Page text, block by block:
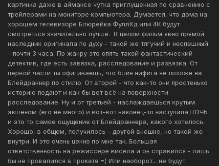
картинка даже в аймаксе чутка приглушенная по сравнению с
трейлерами на мониторе компьютера. Думается, что дома на
хорошем телевизоре Блюрейка ФуллХд или 4К будут
смотреться значительно лучше. В целом фильм явно прямой
наследник оригинала по духу - такой же тягучий и неспешный
- почти 3 часа. По жанру это опять такой фантастический
детектив, где есть завязка, расследование и развязка. От
первой части ты офигиваешь, что блин нифига не похоже на
Блейдраннер по стилю. От второй - что как-то они простенько
историю подают и как бы вот всё на поверхности
расследование. Ну и от третьей - наслаждаешься крутым
экшеном (его не много) и вот-вот наконец-то наступила НОЧЬ
и это то самое ощущение от Блейдраннера, какого хотелось.
Хорошо, в общем, получилось - другой внешне, но такой же
внутри. И это очень ценно по мне так. Большая
ответственность на режиссере висела и он справился - лишь
бы не провалился в прокате =) Или наоборот... не будут